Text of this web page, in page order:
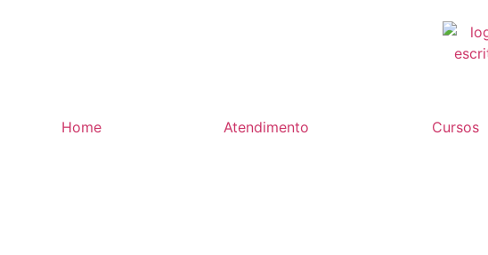
Home Atendimento Cursos